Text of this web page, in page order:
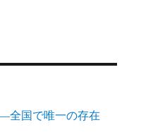
全国で唯一の存在